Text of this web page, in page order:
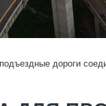
дороги